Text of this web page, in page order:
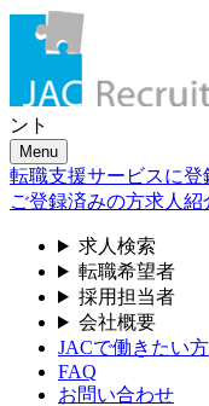
ント
Menu
転職支援サービスに登
ご登録済みの方求人紹
求人検索
転職希望者
採用担当者
会社概要
JACで働きたい方
FAQ
お問い合わせ